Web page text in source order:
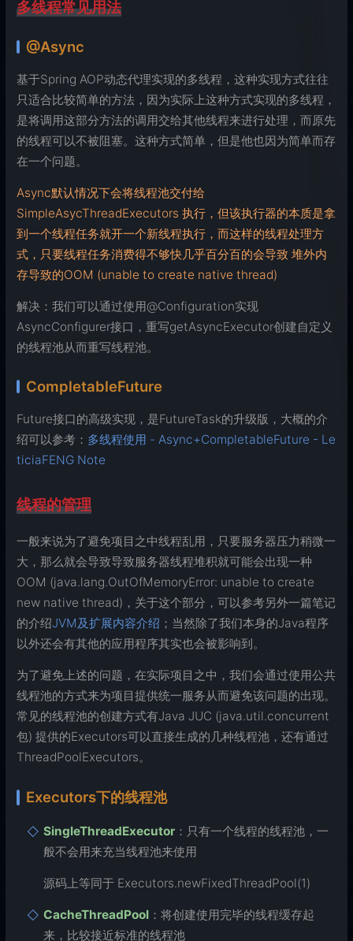
多线程常见用法
@Async
基于Spring AOP动态代理实现的多线程，这种实现方式往往
只适合比较简单的方法，因为实际上这种方式实现的多线程，
是将调用这部分方法的调用交给其他线程来进行处理，而原先
的线程可以不被阻塞。这种方式简单，但是他也因为简单而存
在一个问题。
Async默认情况下会将线程池交付给
SimpleAsycThreadExecutors 执行，但该执行器的本质是拿
到一个线程任务就开一个新线程执行，而这样的线程处理方
式，只要线程任务消费得不够快几乎百分百的会导致 堆外内
存导致的OOM (unable to create native thread)
解决：我们可以通过使用@Configuration实现
AsyncConfigurer接口，重写getAsyncExecutor创建自定义
的线程池从而重写线程池。
CompletableFuture
Future接口的高级实现，是FutureTask的升级版，大概的介
绍可以参考： 多线程使用 - Async+CompletableFuture - Le
ticiaFENG Note
线程的管理
一般来说为了避免项目之中线程乱用，只要服务器压力稍微一
大，那么就会导致导致服务器线程堆积就可能会出现一种
OOM (java.lang.OutOfMemoryError: unable to create
new native thread)，关于这个部分，可以参考另外一篇笔记
的介绍JVM及扩展内容介绍 ；当然除了我们本身的Java程序
以外还会有其他的应用程序其实也会被影响到。
为了避免上述的问题，在实际项目之中，我们会通过使用公共
线程池的方式来为项目提供统一服务从而避免该问题的出现。
常见的线程池的创建方式有Java JUC (java.util.concurrent
包) 提供的Executors可以直接生成的几种线程池，还有通过
ThreadPoolExecutors。
Executors下的线程池
SingleThreadExecutor ：只有一个线程的线程池，一
般不会用来充当线程池来使用
源码上等同于 Executors.newFixedThreadPool(1)
CacheThreadPool ：将创建使用完毕的线程缓存起
来，比较接近标准的线程池